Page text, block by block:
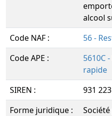
alcool
Code NAF :
56 -
Code APE :
5610C
rapide
SIREN :
931
Forme juridique :